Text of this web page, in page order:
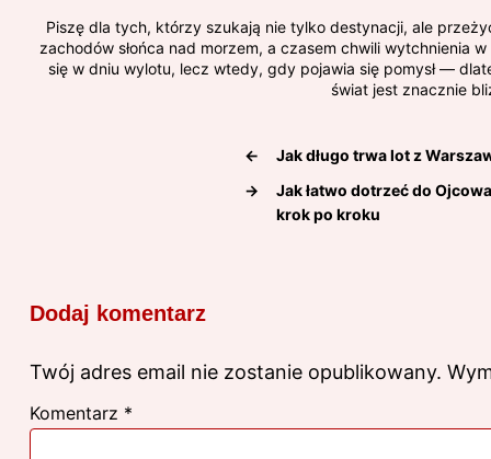
Piszę dla tych, którzy szukają nie tylko destynacji, ale
zachodów słońca nad morzem, a czasem chwili wytchnienia
się w dniu wylotu, lecz wtedy, gdy pojawia się pomysł —
świat jest znacznie
←
Jak długo trwa lot z
→
Jak łatwo dotrzeć do
krok po kroku
Dodaj komentarz
Twój adres email nie zostanie opublikowany.
Komentarz *